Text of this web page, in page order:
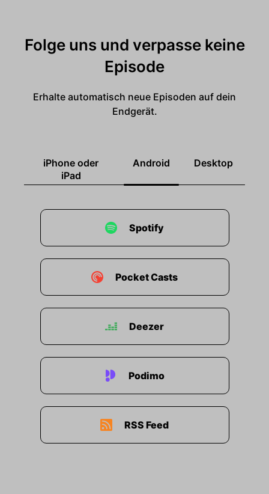
Folge uns und verpasse keine
Episode
Erhalte automatisch neue Episoden auf dein
Endgerät.
iPhone oder
iPad
Android Desktop
Spotify
Pocket Casts
Deezer
Podimo
RSS Feed